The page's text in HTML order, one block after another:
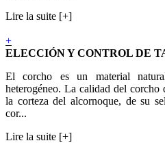
Lire la suite [+]
+
ELECCIÓN Y CONTROL DE
El corcho es un material
heterogéneo. La calidad del
la corteza del alcornoque, de su
cor...
Lire la suite [+]